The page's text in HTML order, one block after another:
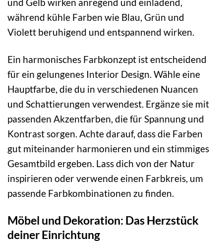
während kühle Farben wie Blau, Grün und
Violett beruhigend und entspannend wirken.
Ein harmonisches Farbkonzept ist entscheidend
für ein gelungenes Interior Design. Wähle eine
Hauptfarbe, die du in verschiedenen Nuancen
und Schattierungen verwendest. Ergänze sie mit
passenden Akzentfarben, die für Spannung und
Kontrast sorgen. Achte darauf, dass die Farben
gut miteinander harmonieren und ein stimmiges
Gesamtbild ergeben. Lass dich von der Natur
inspirieren oder verwende einen Farbkreis, um
passende Farbkombinationen zu finden.
Möbel und Dekoration: Das Herzstück
deiner Einrichtung